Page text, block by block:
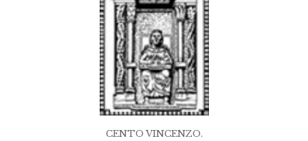
CENTO VINCENZO.